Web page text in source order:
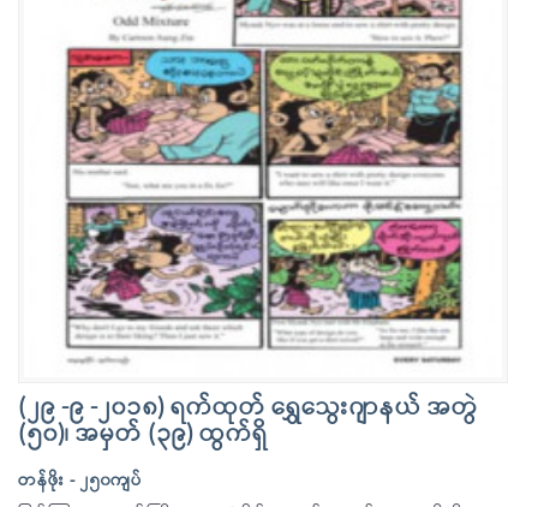
(၂၉ -၉ -၂၀၁၈) ရက်ထုတ် ရွှေသွေးဂျာနယ် အတွဲ
(၅၀)၊ အမှတ် (၃၉) ထွက်ရှိ
တန်ဖိုး - ၂၅၀ကျပ်